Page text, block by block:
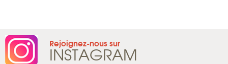
Rejoignez-nous sur
INSTAGRAM